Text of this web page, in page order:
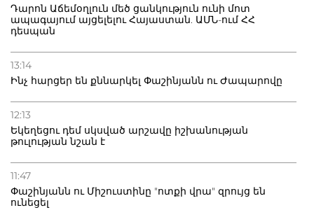
Դարոն Աճեմօղլուն մեծ ցանկություն ունի մոտ
ապագայում այցելելու Հայաստան. ԱՄՆ-ում ՀՀ
դեսպան
13:14
Ինչ հարցեր են քննարկել Փաշինյանն ու Ժապարովը
12:13
Եկեղեցու դեմ սկսված արշավը իշխանության
թուլության նշան է
11:47
Փաշինյանն ու Միշուստինը "ոտքի վրա" զրույց են
ունեցել